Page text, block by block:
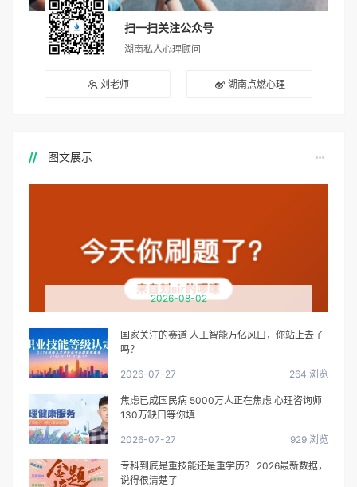
扫一扫关注公众号
湖南私人心理顾问
刘老师 湖南点燃心理
图文展示
2026-08-02
国家关注的赛道 人工智能万亿风口，你站上去了
吗？
2026-07-27 264 浏览
焦虑已成国民病 5000万人正在焦虑 心理咨询师
130万缺口等你填
2026-07-27 929 浏览
专科到底是重技能还是重学历？ 2026最新数据，
说得很清楚了